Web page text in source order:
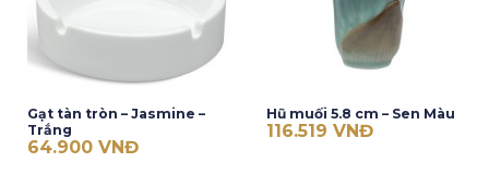
Gạt tàn tròn – Jasmine –
Trắng
64.900 VNĐ
Hũ muối 5.8 cm – Sen Màu
116.519 VNĐ